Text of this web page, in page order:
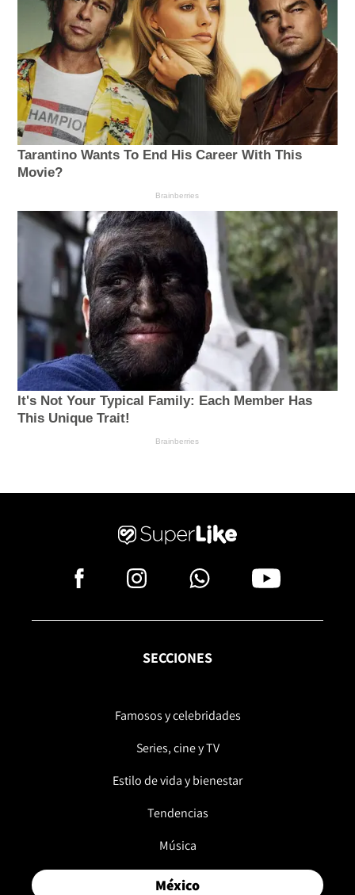
SECCIONES
Famosos y celebridades
Series, cine y TV
Estilo de vida y bienestar
Tendencias
Música
México